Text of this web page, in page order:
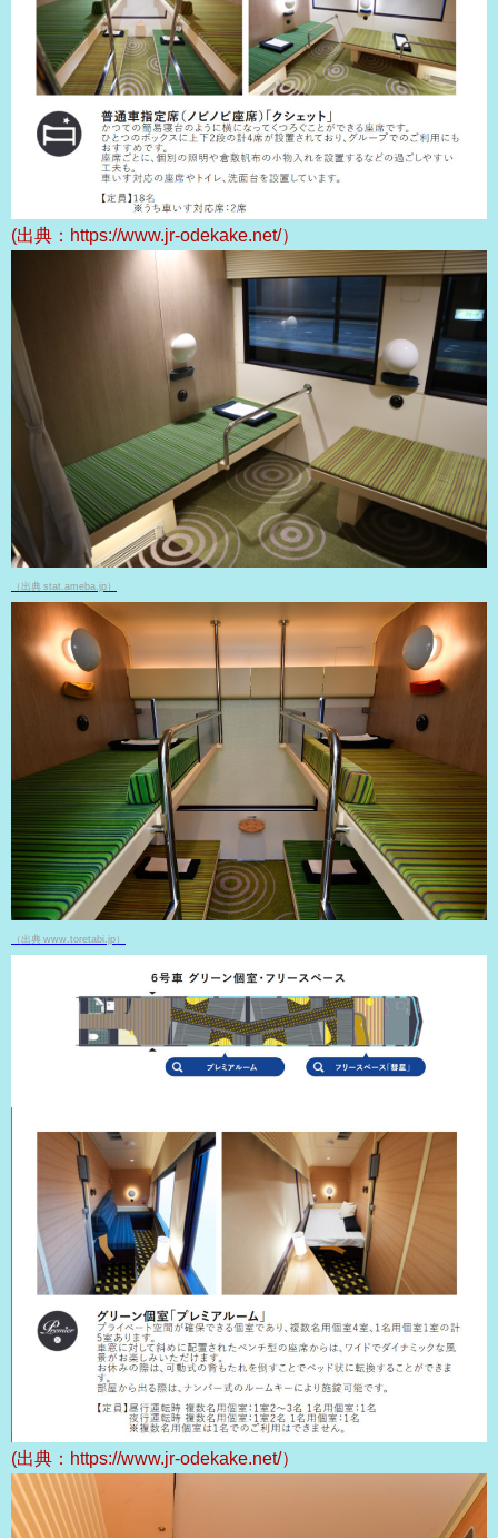
(出典：https://www.jr-odekake.net/）
（出典 stat.ameba.jp）
（出典 www.toretabi.jp）
(出典：https://www.jr-odekake.net/）